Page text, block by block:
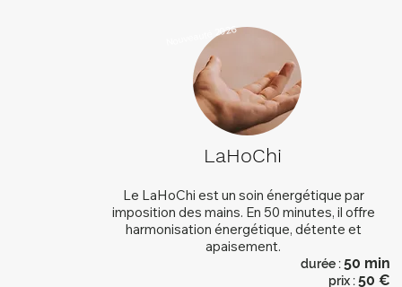
Nouveauté 2026
LaHoChi
Le LaHoChi est un soin énergétique par
imposition des mains. En 50 minutes, il offre
harmonisation énergétique, détente et
apaisement.
durée :50 min
prix :50 €